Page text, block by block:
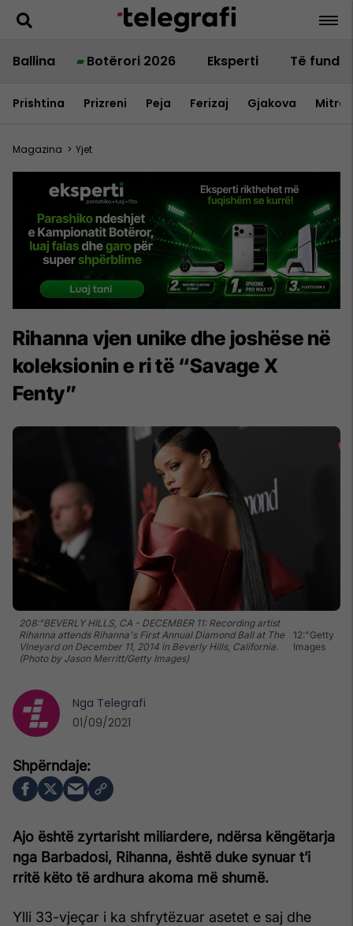
Ballina Botërori 2026 Eksperti Të fundit
Prishtina Prizreni Peja Ferizaj Gjakova
Magazina > Yjet
Rihanna vjen unike dhe joshëse në
koleksionin e ri të “Savage X
Fenty”
208:"BEVERLY HILLS, CA - DECEMBER 11: Recording artist
Rihanna attends Rihanna's First Annual Diamond Ball at The
Vineyard on December 11, 2014 in Beverly Hills, California.
(Photo by Jason Merritt/Getty Images)
12:"Getty
Images
Ajo është zyrtarisht miliardere, ndërsa këngëtarja
nga Barbadosi, Rihanna, është duke synuar t’i
rritë këto të ardhura akoma më shumë.
Ylli 33-vjeçar i ka shfrytëzuar asetet e saj dhe
Nga Telegrafi
01/09/2021